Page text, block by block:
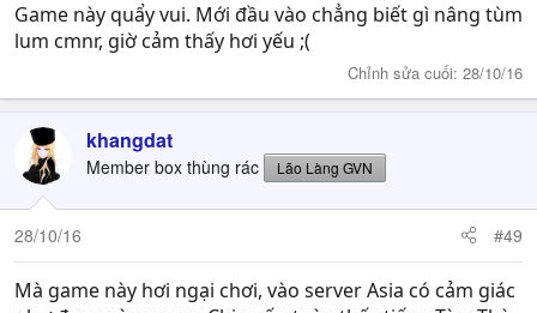
Game này quẩy vui. Mới đầu vào chẳng biết gì nâng tùm
lum cmnr, giờ cảm thấy hơi yếu ;(
Chỉnh sửa cuối: 28/10/16
khangdat
Member box thùng rác Lão Làng GVN
28/10/16 #49
Mà game này hơi ngại chơi, vào server Asia có cảm giác